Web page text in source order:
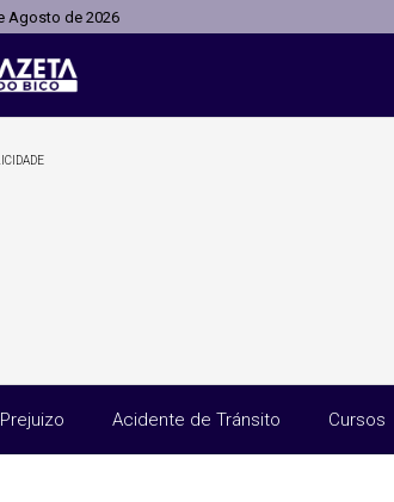
Agosto de 2026
Prejuizo Acidente de Tránsito Cursos